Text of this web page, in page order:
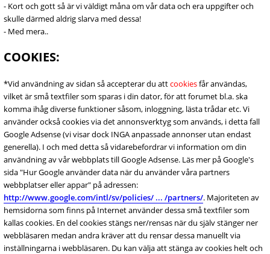
- Kort och gott så är vi väldigt måna om vår data och era uppgifter och
skulle därmed aldrig slarva med dessa!
- Med mera..
COOKIES:
*Vid användning av sidan så accepterar du attcookiesfår användas,
vilket är små textfiler som sparas i din dator, för att forumet bl.a. ska
komma ihåg diverse funktioner såsom, inloggning, lästa trådar etc. Vi
använder också cookies via det annonsverktyg som används, i detta fall
Google Adsense (vi visar dock INGA anpassade annonser utan endast
generella). I och med detta så vidarebefordrar vi information om din
användning av vår webbplats till Google Adsense. Läs mer på Google's
sida "Hur Google använder data när du använder våra partners
webbplatser eller appar" på adressen:
http://www.google.com/intl/sv/policies/ ... /partners/. Majoriteten av
hemsidorna som finns på Internet använder dessa små textfiler som
kallas cookies. En del cookies stängs ner/rensas när du själv stänger ner
webbläsaren medan andra kräver att du rensar dessa manuellt via
inställningarna i webbläsaren. Du kan välja att stänga av cookies helt och